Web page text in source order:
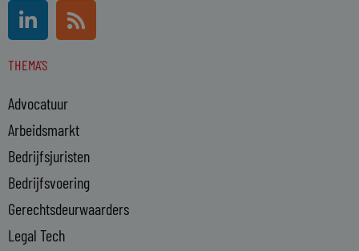
L
i
n
k
d
i
n
-
i
n
R
s
s
THEMA'S
Advocatuur
Arbeidsmarkt
Bedrijfsjuristen
Bedrijfsvoering
Gerechtsdeurwaarders
Legal Tech